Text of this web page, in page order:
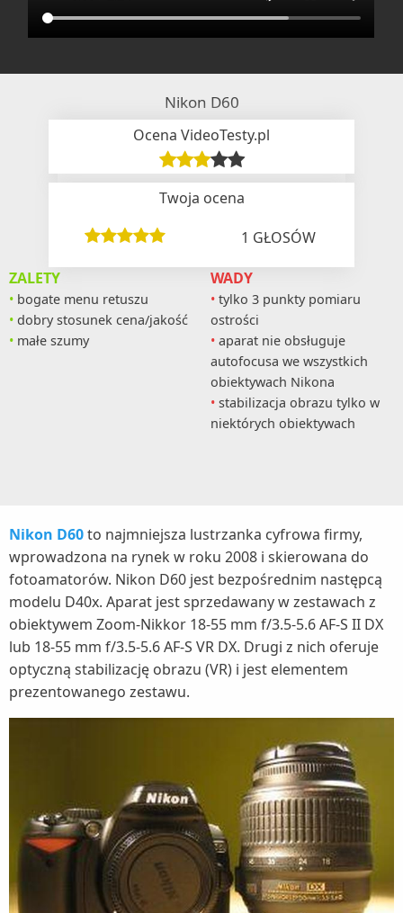
Nikon D60
Ocena VideoTesty.pl
Twoja ocena
1 GŁOSÓW
ZALETY
bogate menu retuszu
dobry stosunek cena/jakość
małe szumy
WADY
tylko 3 punkty pomiaru
ostrości
aparat nie obsługuje
autofocusa we wszystkich
obiektywach Nikona
stabilizacja obrazu tylko w
niektórych obiektywach
Nikon D60to najmniejsza lustrzanka cyfrowa firmy,
wprowadzona na rynek w roku 2008 i skierowana do
fotoamatorów. Nikon D60 jest bezpośrednim następcą
modelu D40x. Aparat jest sprzedawany w zestawach z
obiektywem Zoom-Nikkor 18-55 mm f/3.5-5.6 AF-S II DX
lub 18-55 mm f/3.5-5.6 AF-S VR DX. Drugi z nich oferuje
optyczną stabilizację obrazu (VR) i jest elementem
prezentowanego zestawu.